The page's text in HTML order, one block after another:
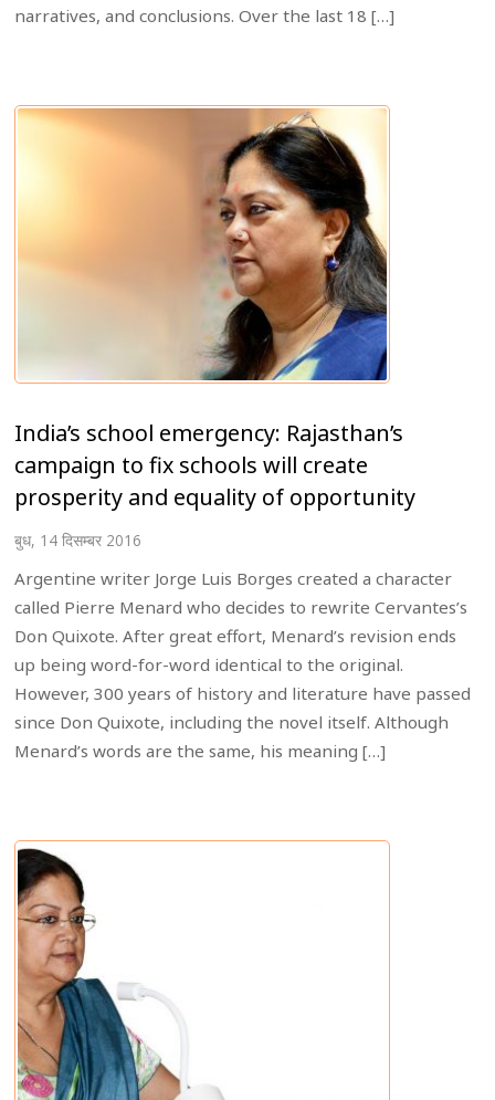
narratives, and conclusions. Over the last 18 […]
India’s school emergency: Rajasthan’s
campaign to fix schools will create
prosperity and equality of opportunity
बुध, 14 दिसम्बर 2016
Argentine writer Jorge Luis Borges created a character
called Pierre Menard who decides to rewrite Cervantes’s
Don Quixote. After great effort, Menard’s revision ends
up being word-for-word identical to the original.
However, 300 years of history and literature have passed
since Don Quixote, including the novel itself. Although
Menard’s words are the same, his meaning […]